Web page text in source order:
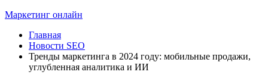
Маркетинг онлайн
Главная
Новости SEO
Тренды маркетинга в 2024 году: мобильные продажи,
углубленная аналитика и ИИ